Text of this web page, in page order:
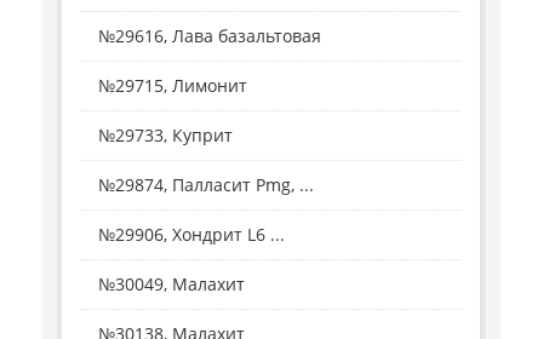
№29616, Лава базальтовая
№29715, Лимонит
№29733, Куприт
№29874, Палласит Pmg, ...
№29906, Хондрит L6 ...
№30049, Малахит
№30138, Малахит